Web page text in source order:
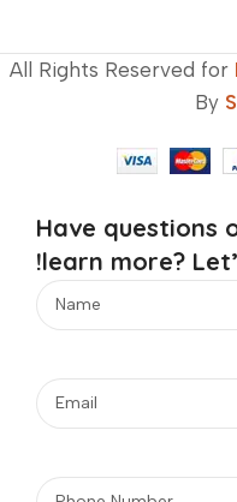
All Rights Reserved for
By
Have questions
learn more?